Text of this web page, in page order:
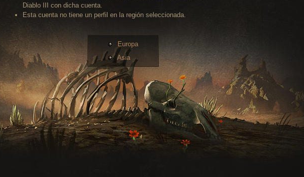
Diablo III con dicha cuenta.
Esta cuenta no tiene un perfil en la región seleccionada.
Europa
Asia